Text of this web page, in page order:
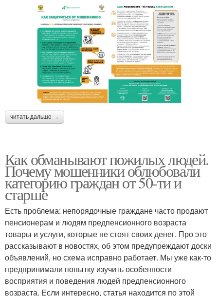
читать дальше →
Как обманывают пожилых людей.
Почему мошенники облюбовали
категорию граждан от 50-ти и
старше
Есть проблема: непорядочные граждане часто продают
пенсионерам и людям предпенсионного возраста
товары и услуги, которые не стоят своих денег. Про это
рассказывают в новостях, об этом предупреждают доски
объявлений, но схема исправно работает. Мы уже как-то
предпринимали попытку изучить особенности
восприятия и поведения людей предпенсионного
возраста. Если интересно, статья находится по этой